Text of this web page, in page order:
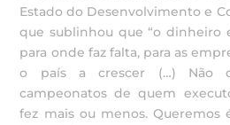
Estado do Desenvolvimento e
que sublinhou que “o dinheiro
para onde faz falta, para as
o país a crescer (…) Não
campeonatos de quem
fez mais ou menos. Queremos